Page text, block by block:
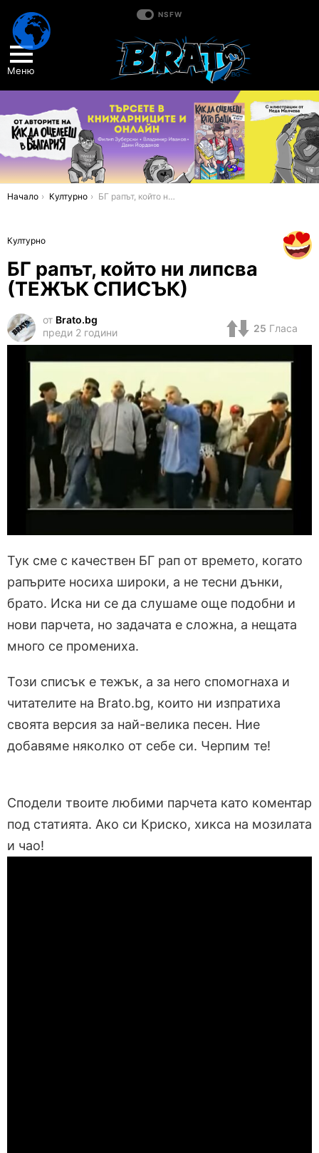
NSFW
Меню
You are here:
Начало Културно БГ рапът, който ни липсва (ТЕЖЪК СПИСЪК)
Културно
БГ рапът, който ни липсва
(ТЕЖЪК СПИСЪК)
от Brato.bg
преди 2 години
25 Гласа
Тук сме с качествен БГ рап от времето, когато
рапърите носиха широки, а не тесни дънки,
брато. Иска ни се да слушаме още подобни и
нови парчета, но задачата е сложна, а нещата
много се промениха.
Този списък е тежък, а за него спомогнаха и
читателите на Brato.bg, които ни изпратиха
своята версия за най-велика песен. Ние
добавяме няколко от себе си. Черпим те!
Сподели твоите любими парчета като коментар
под статията. Ако си Криско, хикса на мозилата
и чао!